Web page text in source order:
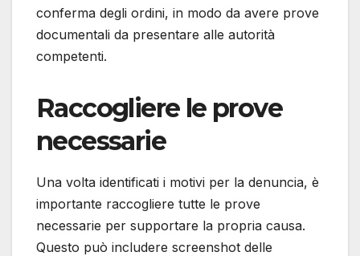
conferma degli ordini, in modo da avere prove
documentali da presentare alle autorità
competenti.
Raccogliere le prove
necessarie
Una volta identificati i motivi per la denuncia, è
importante raccogliere tutte le prove
necessarie per supportare la propria causa.
Questo può includere screenshot delle